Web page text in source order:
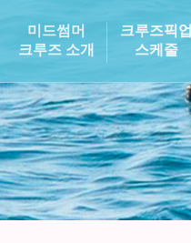
미드썸머
크루즈 소개
크루즈픽업
스케줄